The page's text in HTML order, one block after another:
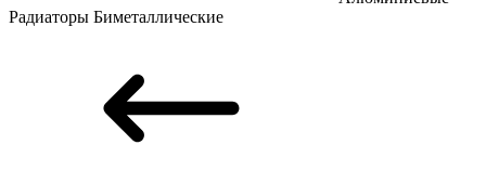
Радиаторы Биметаллические